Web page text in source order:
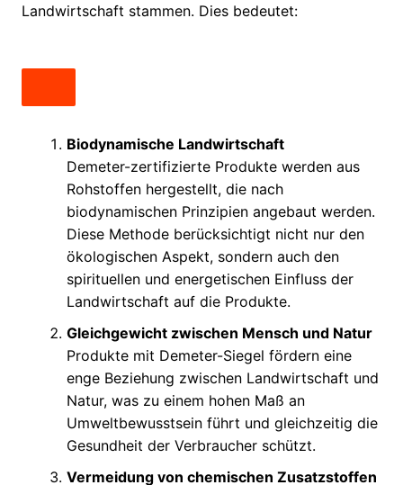
Landwirtschaft stammen. Dies bedeutet:
Biodynamische Landwirtschaft
Demeter-zertifizierte Produkte werden aus
Rohstoffen hergestellt, die nach
biodynamischen Prinzipien angebaut werden.
Diese Methode berücksichtigt nicht nur den
ökologischen Aspekt, sondern auch den
spirituellen und energetischen Einfluss der
Landwirtschaft auf die Produkte.
Gleichgewicht zwischen Mensch und Natur
Produkte mit Demeter-Siegel fördern eine
enge Beziehung zwischen Landwirtschaft und
Natur, was zu einem hohen Maß an
Umweltbewusstsein führt und gleichzeitig die
Gesundheit der Verbraucher schützt.
Vermeidung von chemischen Zusatzstoffen